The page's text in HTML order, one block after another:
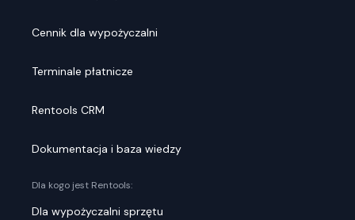
Cennik dla wypożyczalni
Terminale płatnicze
Rentools CRM
Dokumentacja i baza wiedzy
Dla kogo jest Rentools:
Dla wypożyczalni sprzętu